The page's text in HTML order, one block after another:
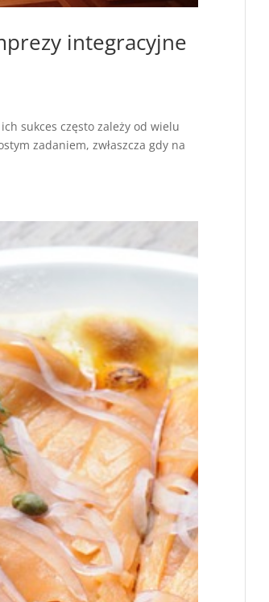
integracyjne
sukces często zależy od wielu
zadaniem, zwłaszcza gdy na